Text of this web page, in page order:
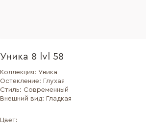
Уника 8 lvl 58
Коллекция: Уника
Остекление: Глухая
Стиль: Современный
Внешний вид: Гладкая
Цвет: